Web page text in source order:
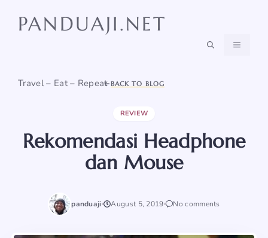
PANDUAJI.NET
Travel – Eat – Repeat
MENU
BACK TO BLOG
REVIEW
Rekomendasi Headphone
dan Mouse
panduaji August 5, 2019 No comments